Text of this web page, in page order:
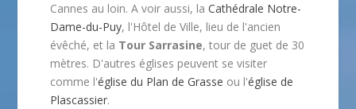
Cannes au loin. A voir aussi, la Cathédrale Notre-
Dame-du-Puy, l'Hôtel de Ville, lieu de l'ancien
évêché, et la Tour Sarrasine, tour de guet de 30
mètres. D'autres églises peuvent se visiter
comme l'église du Plan de Grasse ou l'église de
Plascassier.